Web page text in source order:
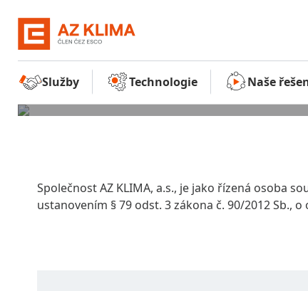
Služby Technologie Naše
Společnost AZ KLIMA, a.s., je jako řízená osoba
ustanovením § 79 odst. 3 zákona č. 90/2012 Sb.,